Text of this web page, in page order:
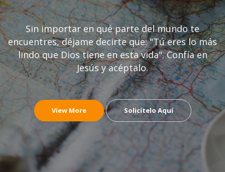
Sin importar en qué parte del mundo te
encuentres, déjame decirte que: "Tú eres lo más
lindo que Dios tiene en esta vida". Confía en
Jesús y acéptalo.
View More Solicítelo Aquí